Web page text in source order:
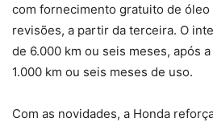
com fornecimento gratuito de óleo
revisões, a partir da terceira. O
de 6.000 km ou seis meses, após
1.000 km ou seis meses de uso.
Com as novidades, a Honda